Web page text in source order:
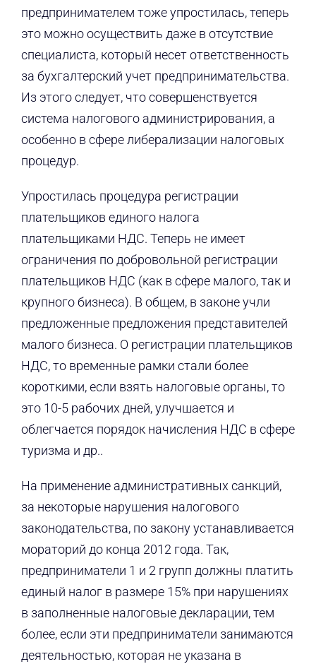
предпринимателем тоже упростилась, теперь
это можно осуществить даже в отсутствие
специалиста, который несет ответственность
за бухгалтерский учет предпринимательства.
Из этого следует, что совершенствуется
система налогового администрирования, а
особенно в сфере либерализации налоговых
процедур.
Упростилась процедура регистрации
плательщиков единого налога
плательщиками НДС. Теперь не имеет
ограничения по добровольной регистрации
плательщиков НДС (как в сфере малого, так и
крупного бизнеса). В общем, в законе учли
предложенные предложения представителей
малого бизнеса. О регистрации плательщиков
НДС, то временные рамки стали более
короткими, если взять налоговые органы, то
это 10-5 рабочих дней, улучшается и
облегчается порядок начисления НДС в сфере
туризма и др..
На применение административных санкций,
за некоторые нарушения налогового
законодательства, по закону устанавливается
мораторий до конца 2012 года. Так,
предприниматели 1 и 2 групп должны платить
единый налог в размере 15% при нарушениях
в заполненные налоговые декларации, тем
более, если эти предприниматели занимаются
деятельностью, которая не указана в